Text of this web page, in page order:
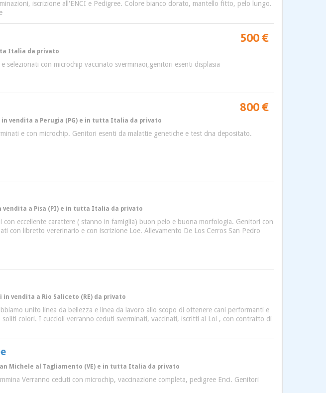
iscrizione all'ENCI e Pedigree. Colore bianco dorato, mantello fitto, pelo lungo.
500 €
Italia da privato
con microchip vaccinato sverminaoi,genitori esenti displasia
800 €
in vendita a Perugia (PG) e in tutta Italia da privato
e con microchip. Genitori esenti da malattie genetiche e test dna depositato.
vendita a Pisa (PI) e in tutta Italia da privato
eccellente carattere ( stanno in famiglia) buon pelo e buona morfologia. Genitori con
con libretto vererinario e con iscrizione Loe. Allevamento De Los Cerros San Pedro
in vendita a Rio Saliceto (RE) da privato
unito linea da bellezza e linea da lavoro allo scopo di ottenere cani performanti e
colori. I cuccioli verranno ceduti sverminati, vaccinati, iscritti al Loi , con contratto di
Michele al Tagliamento (VE) e in tutta Italia da privato
Verranno ceduti con microchip, vaccinazione completa, pedigree Enci. Genitori